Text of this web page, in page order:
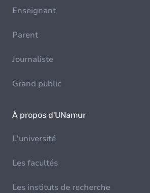
Enseignant
Parent
Journaliste
Grand public
À propos d'UNamur
L'université
Les facultés
Les instituts de recherche